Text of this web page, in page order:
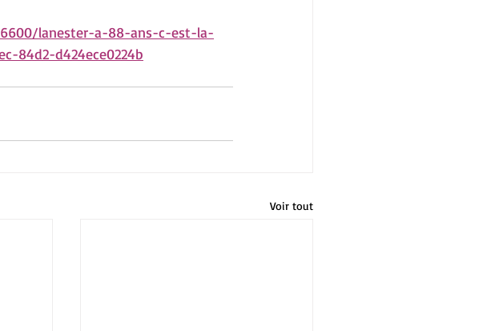
lanester-a-88-ans-c-est-la-
84d2-d424ece0224b
Voir tout